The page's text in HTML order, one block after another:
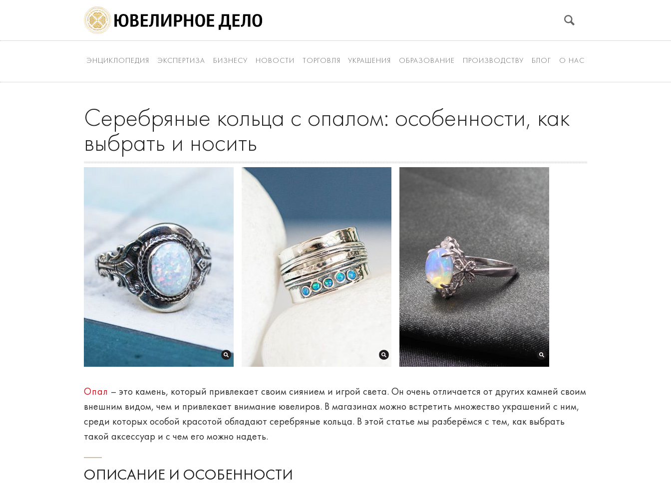
ЭНЦИКЛОПЕДИЯ ЭКСПЕРТИЗА БИЗНЕСУ НОВОСТИ ТОРГОВЛЯ УКРАШЕНИЯ ОБРАЗОВАНИЕ ПРОИЗВОДСТВУ БЛОГ О НАС
Серебряные кольца с опалом: особенности, как
выбрать и носить
Опал – это камень, который привлекает своим сиянием и игрой света. Он очень отличается от других камней своим
внешним видом, чем и привлекает внимание ювелиров. В магазинах можно встретить множество украшений с ним,
среди которых особой красотой обладают серебряные кольца. В этой статье мы разберёмся с тем, как выбрать
такой аксессуар и с чем его можно надеть.
ОПИСАНИЕ И ОСОБЕННОСТИ